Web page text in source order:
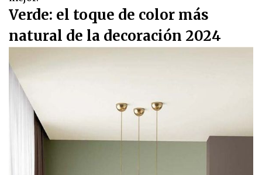
Verde: el toque de color más
natural de la decoración 2024